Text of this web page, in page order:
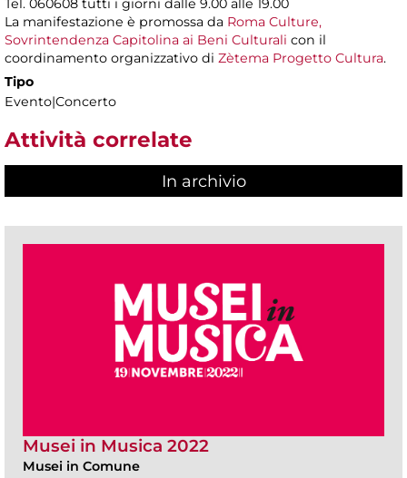
Tel. 060608 tutti i giorni dalle 9.00 alle 19.00
La manifestazione è promossa da Roma Culture,
Sovrintendenza Capitolina ai Beni Culturali con il
coordinamento organizzativo di Zètema Progetto Cultura.
Tipo
Evento|Concerto
Attività correlate
In archivio
Musei in Musica 2022
Musei in Comune